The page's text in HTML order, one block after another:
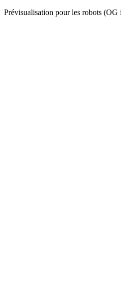
Prévisualisation pour les robots